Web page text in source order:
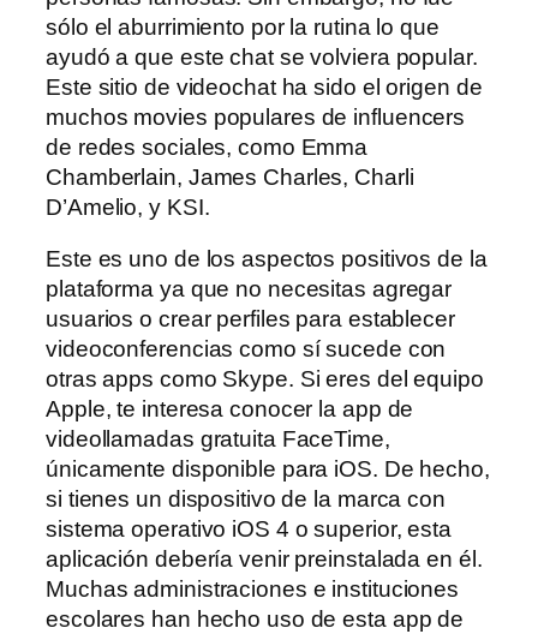
sólo el aburrimiento por la rutina lo que
ayudó a que este chat se volviera popular.
Este sitio de videochat ha sido el origen de
muchos movies populares de influencers
de redes sociales, como Emma
Chamberlain, James Charles, Charli
D’Amelio, y KSI.
Este es uno de los aspectos positivos de la
plataforma ya que no necesitas agregar
usuarios o crear perfiles para establecer
videoconferencias como sí sucede con
otras apps como Skype. Si eres del equipo
Apple, te interesa conocer la app de
videollamadas gratuita FaceTime,
únicamente disponible para iOS. De hecho,
si tienes un dispositivo de la marca con
sistema operativo iOS 4 o superior, esta
aplicación debería venir preinstalada en él.
Muchas administraciones e instituciones
escolares han hecho uso de esta app de